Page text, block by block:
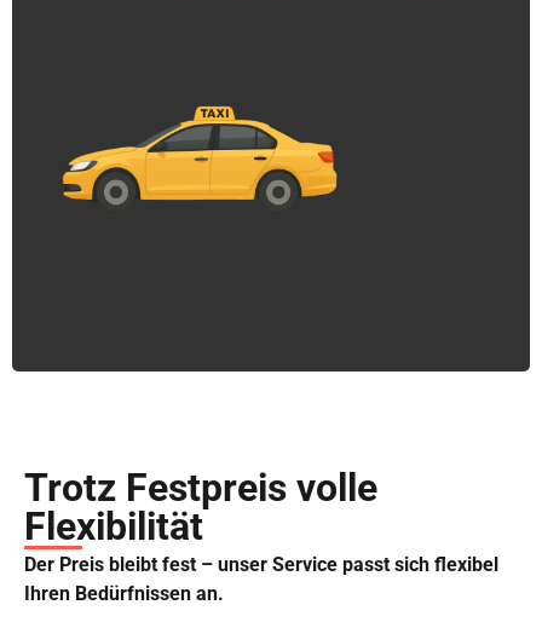
Trotz Festpreis volle
Flexibilität
Der Preis bleibt fest – unser Service passt sich flexibel
Ihren Bedürfnissen an.